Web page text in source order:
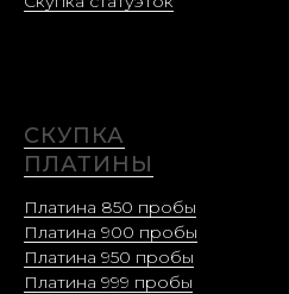
СКУПКА
ПЛАТИНЫ
Платина 850 пробы
Платина 900 пробы
Платина 950 пробы
Платина 999 пробы